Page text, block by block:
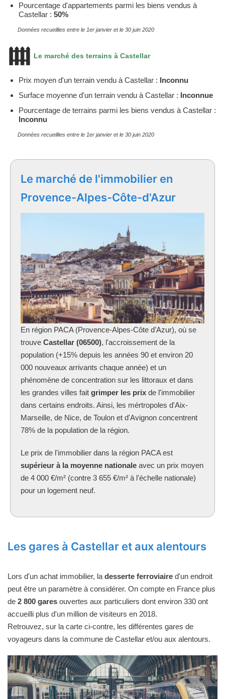
Pourcentage d'appartements parmi les biens vendus à
Castellar : 50%
Données recueillies entre le 1er janvier et le 30 juin 2020
Le marché des terrains à Castellar
Prix moyen d'un terrain vendu à Castellar : Inconnu
Surface moyenne d'un terrain vendu à Castellar : Inconnue
Pourcentage de terrains parmi les biens vendus à Castellar :
Inconnu
Données recueillies entre le 1er janvier et le 30 juin 2020
Le marché de l'immobilier en
Provence-Alpes-Côte-d'Azur
En région PACA (Provence-Alpes-Côte d’Azur), où se
trouve Castellar (06500), l'accroissement de la
population (+15% depuis les années 90 et environ 20
000 nouveaux arrivants chaque année) et un
phénomène de concentration sur les littoraux et dans
les grandes villes fait grimper les prix de l'immobilier
dans certains endroits. Ainsi, les mértropoles d'Aix-
Marseille, de Nice, de Toulon et d'Avignon concentrent
78% de la population de la région.
Le prix de l'immobilier dans la région PACA est
supérieur à la moyenne nationale avec un prix moyen
de 4 000 €/m² (contre 3 655 €/m² à l'échelle nationale)
pour un logement neuf.
Les gares à Castellar et aux alentours
Lors d'un achat immobilier, la desserte ferroviaire d'un endroit
peut être un paramètre à considérer. On compte en France plus
de 2 800 gares ouvertes aux particuliers dont environ 330 ont
accueilli plus d'un million de visiteurs en 2018.
Retrouvez, sur la carte ci-contre, les différentes gares de
voyageurs dans la commune de Castellar et/ou aux alentours.